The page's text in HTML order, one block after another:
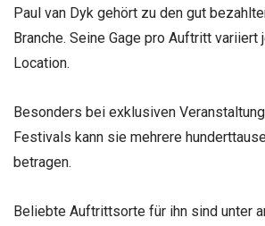
Paul van Dyk gehört zu den gut
Branche. Seine Gage pro Auftritt variiert
Location.
Besonders bei exklusiven
Festivals kann sie mehrere
betragen.
Beliebte Auftrittsorte für ihn sind unter